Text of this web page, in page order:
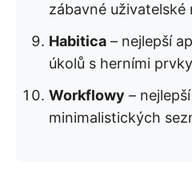
zábavné uživatelské
Habitica – nejlepší
úkolů s herními prvky
Workflowy –
minimalistických